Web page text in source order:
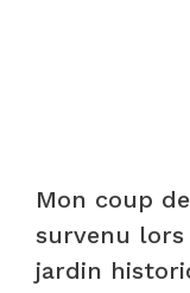
Mon coup
survenu lors
jardin